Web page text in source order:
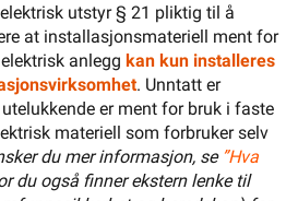
utstyr § 21 pliktig til å
at installasjonsmateriell ment for
anlegg kan kun installeres
. Unntatt er
er ment for bruk i faste
materiell som forbruker selv
du mer informasjon, se ”Hva
du også finner ekstern lenke til